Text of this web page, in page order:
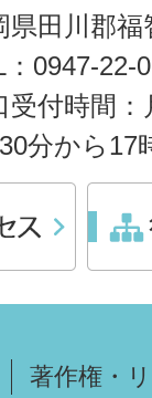
県田川郡福
：0947-22-
受付時間
分から17
著作権・